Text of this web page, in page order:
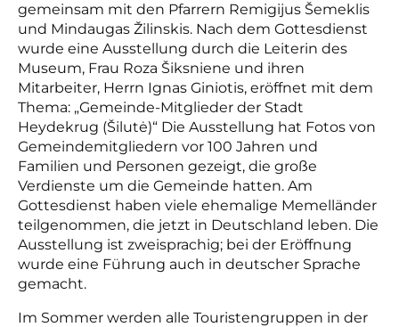
gemeinsam mit den Pfarrern Remigijus Šemeklis
und Mindaugas Žilinskis. Nach dem Gottesdienst
wurde eine Ausstellung durch die Leiterin des
Museum, Frau Roza Šiksniene und ihren
Mitarbeiter, Herrn Ignas Giniotis, eröffnet mit dem
Thema: „Gemeinde-Mitglieder der Stadt
Heydekrug (Šilutė)“ Die Ausstellung hat Fotos von
Gemeindemitgliedern vor 100 Jahren und
Familien und Personen gezeigt, die große
Verdienste um die Gemeinde hatten. Am
Gottesdienst haben viele ehemalige Memelländer
teilgenommen, die jetzt in Deutschland leben. Die
Ausstellung ist zweisprachig; bei der Eröffnung
wurde eine Führung auch in deutscher Sprache
gemacht.
Im Sommer werden alle Touristengruppen in der